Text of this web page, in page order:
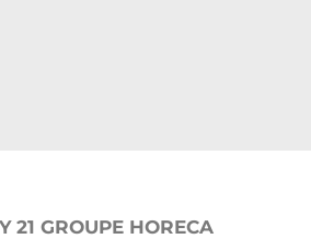
21 GROUPE HORECA